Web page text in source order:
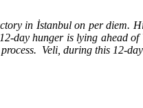
in İstanbul on per diem.
day hungeris lying ahead of
Veli, during this 12-